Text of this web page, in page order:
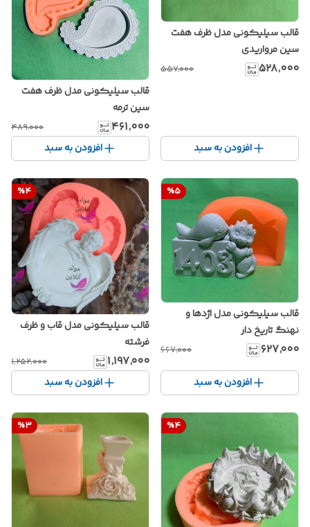
قالب سیلیکونی مدل ظرف هفت
سین مرواریدی
۵۲۸٬۰۰۰ ۵۵۷٬۰۰۰
افزودن به سبد
قالب سیلیکونی مدل ظرف هفت
سین ترمه
۴۶۱٬۰۰۰ ۴۸۹٬۰۰۰
افزودن به سبد
%5
قالب سیلیکونی مدل اژدها و
نهنگ تاریخ دار
۶۲۷٬۰۰۰ ۶۶۷٬۰۰۰
افزودن به سبد
%4
قالب سیلیکونی مدل قاب و ظرف
فرشته
۱٬۱۹۷٬۰۰۰ ۱٬۲۵۲٬۰۰۰
افزودن به سبد
%4
%3